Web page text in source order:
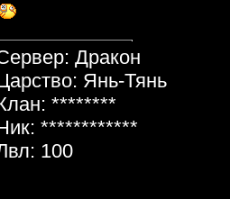
Дракон
Янь-Тянь
********
************
100